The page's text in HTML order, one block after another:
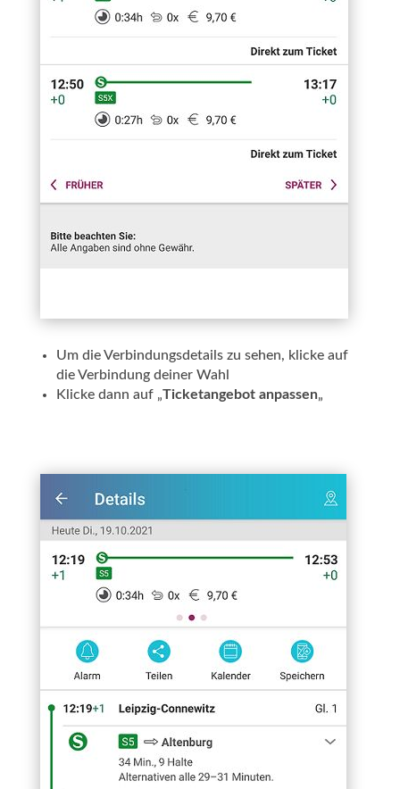
Um die Verbindungsdetails zu sehen, klicke auf
die Verbindung deiner Wahl
Klicke dann auf „Ticketangebot anpassen„